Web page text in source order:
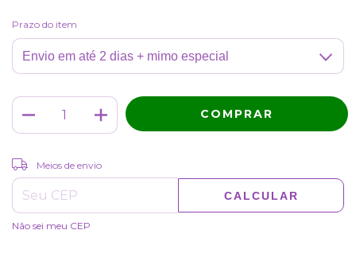
Prazo do item
Entregas para o CEP:
Meios de envio
CALCULAR
Não sei meu CEP